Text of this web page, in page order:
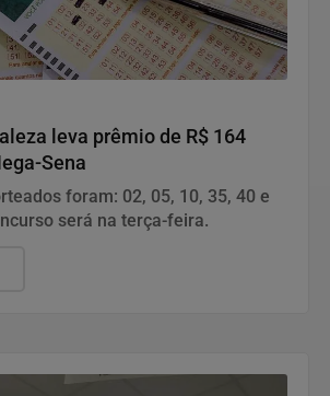
leva prêmio de R$ 164
Sena
foram: 02, 05, 10, 35, 40 e
será na terça-feira.